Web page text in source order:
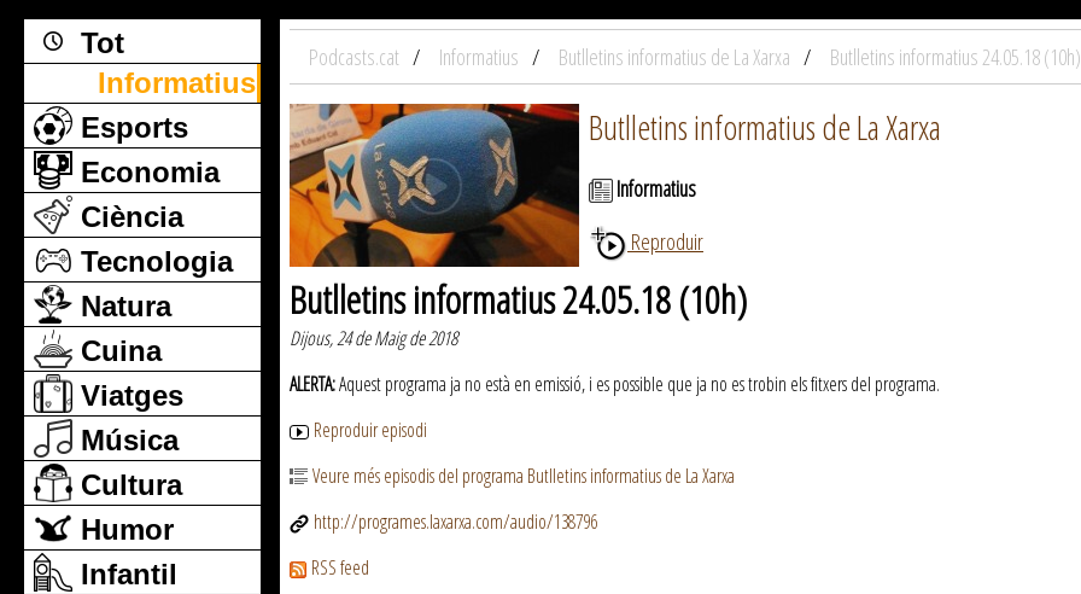
Tot
Informatius
Esports
Economia
Ciència
Tecnologia
Natura
Cuina
Viatges
Música
Cultura
Humor
Infantil
Podcasts.cat Informatius Butlletins informatius de La Xarxa Butlletins informatius 24.05.18 (10h)
Butlletins informatius de La Xarxa
Informatius
Reproduir
Butlletins informatius 24.05.18 (10h)
Dijous, 24 de Maig de 2018
ALERTA:Aquest programa ja no està en emissió, i es possible que ja no es trobin els fitxers del programa.
Reproduir episodi
Veure més episodis del programa Butlletins informatius de La Xarxa
http://programes.laxarxa.com/audio/138796
RSS feed